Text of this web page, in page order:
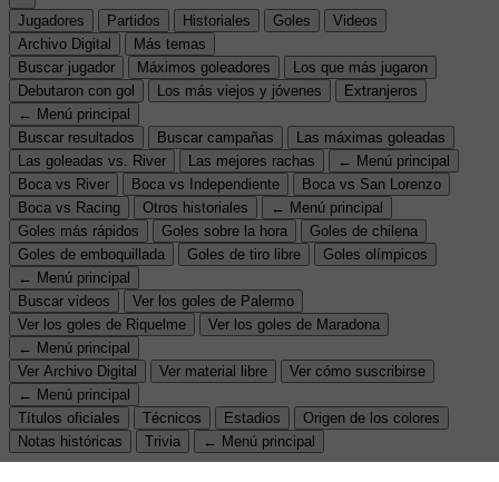
Jugadores
Partidos Historiales Goles
Videos
Archivo Digital
Más temas
Buscar jugador
Máximos goleadores
Los que más jugaron
Debutaron con gol
Los más viejos y jóvenes
Extranjeros
← Menú principal
Buscar resultados
Buscar campañas
Las máximas goleadas
Las goleadas vs. River
Las mejores rachas
← Menú principal
Boca vs River
Boca vs Independiente
Boca vs San Lorenzo
Boca vs Racing
Otros historiales
← Menú principal
Goles más rápidos
Goles sobre la hora
Goles de chilena
Goles de emboquillada
Goles de tiro libre
Goles olímpicos
← Menú principal
Buscar videos
Ver los goles de Palermo
Ver los goles de Riquelme
Ver los goles de Maradona
← Menú principal
Ver Archivo Digital
Ver material libre
Ver cómo suscribirse
← Menú principal
Títulos oficiales
Técnicos Estadios
Origen de los colores
Notas históricas
Trivia ← Menú principal